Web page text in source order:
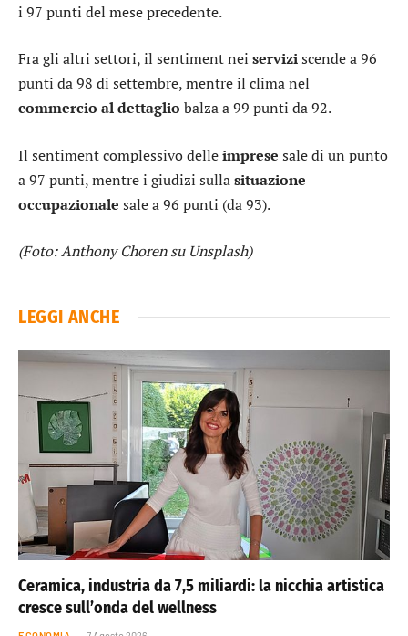
i 97 punti del mese precedente.
Fra gli altri settori, il sentiment nei serviziscende a 96
punti da 98 di settembre, mentre il clima nel
commercio al dettaglio balza a 99 punti da 92.
Il sentiment complessivo delleimprese sale di un punto
a 97 punti, mentre i giudizi sullasituazione
occupazionale sale a 96 punti (da 93).
(Foto: Anthony Choren su Unsplash)
LEGGI ANCHE
Ceramica, industria da 7,5 miliardi: la nicchia artistica
cresce sull’onda del wellness